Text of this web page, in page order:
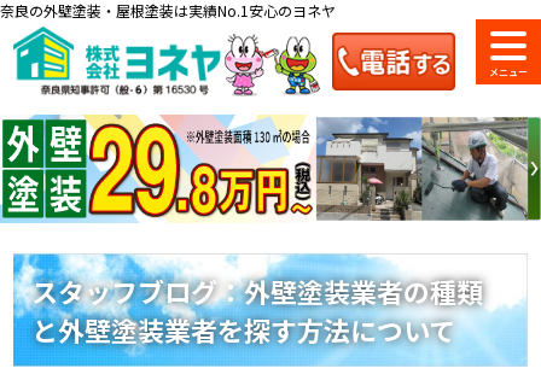
奈良の外壁塗装・屋根塗装は実績No.1安心のヨネヤ
料金一覧 会社案内 ショールーム
のご紹介
来店予約 お問い合わせ
お見積り お電話
スタッフブログ：外壁塗装業者の種類
と外壁塗装業者を探す方法について